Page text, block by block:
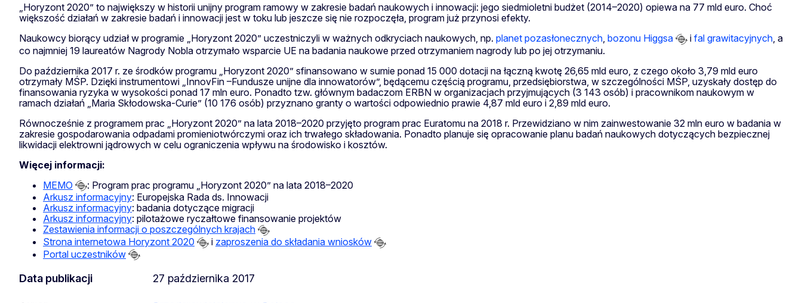
„Horyzont 2020” to największy w historii unijny program ramowy w zakresie badań naukowych i innowacji: jego siedmioletni budżet (2014–2020) opiewa na 77 mld euro. Choć
większość działań w zakresie badań i innowacji jest w toku lub jeszcze się nie rozpoczęła, program już przynosi efekty.
Naukowcy biorący udział w programie „Horyzont 2020” uczestniczyli w ważnych odkryciach naukowych, np. planet pozasłonecznych bozonu Higgsa i fal grawitacyjnych , a
co najmniej 19 laureatów Nagrody Nobla otrzymało wsparcie UE na badania naukowe przed otrzymaniem nagrody lub po jej otrzymaniu.
Do października 2017 r. ze środków programu „Horyzont 2020” sfinansowano w sumie ponad 15 000 dotacji na łączną kwotę 26,65 mld euro, z czego około 3,79 mld euro
otrzymały MŚP. Dzięki instrumentowi „InnovFin –Fundusze unijne dla innowatorów”, będącemu częścią programu, przedsiębiorstwa, w szczególności MŚP, uzyskały dostęp do
finansowania ryzyka w wysokości ponad 17 mln euro. Ponadto tzw. głównym badaczom ERBN w organizacjach przyjmujących (3 143 osób) i pracownikom naukowym w
ramach działań „Maria Skłodowska-Curie” (10 176 osób) przyznano granty o wartości odpowiednio prawie 4,87 mld euro i 2,89 mld euro.
Równocześnie z programem prac „Horyzont 2020” na lata 2018–2020 przyjęto program prac Euratomu na 2018 r. Przewidziano w nim zainwestowanie 32 mln euro w badania w
zakresie gospodarowania odpadami promieniotwórczymi oraz ich trwałego składowania. Ponadto planuje się opracowanie planu badań naukowych dotyczących bezpiecznej
likwidacji elektrowni jądrowych w celu ograniczenia wpływu na środowisko i kosztów.
Więcej informacji:
MEMO
: Program prac programu „Horyzont 2020” na lata 2018–2020
Arkusz informacyjny: Europejska Rada ds. Innowacji
Arkusz informacyjny: badania dotyczące migracji
Arkusz informacyjny: pilotażowe ryczałtowe finansowanie projektów
Zestawienia informacji o poszczególnych krajach
Strona internetowa Horyzont 2020
i zaproszenia do składania wniosków
Portal uczestników
Data publikacji 27 października 2017